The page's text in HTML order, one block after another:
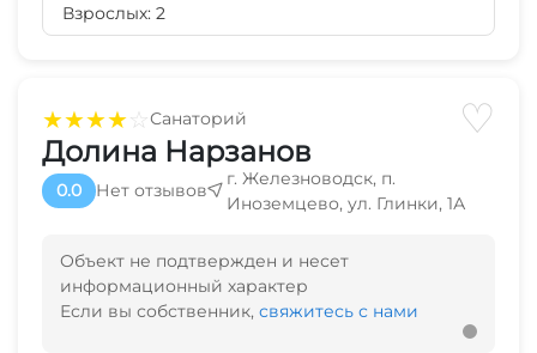
★★★★☆Санаторий ♡
Долина Нарзанов
0.0 Нет отзывов
г. Железноводск, п.
Иноземцево, ул. Глинки, 1А
Объект не подтвержден и несет
информационный характер
Если вы собственник, свяжитесь с нами
Взрослых: 2